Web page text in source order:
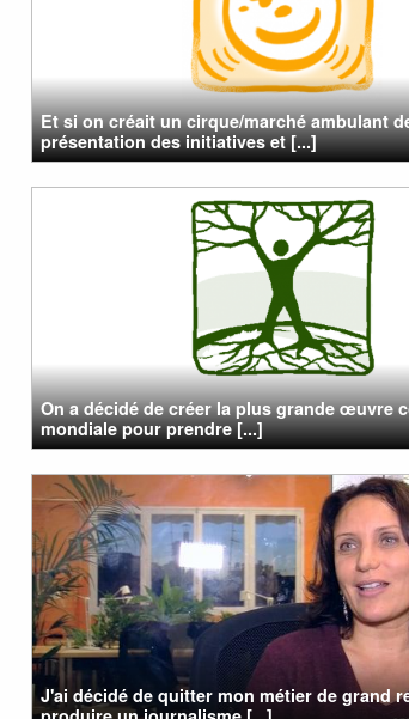
Et si on créait un cirque/marché ambulant
présentation des initiatives et [...]
On a décidé de créer la plus grande œuvre
mondiale pour prendre [...]
J'ai décidé de quitter mon métier de grand